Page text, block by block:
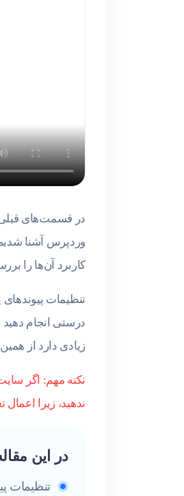
در قسمت‌های
وردپرس آشنا
کاربرد آن‌ها را
تنظیمات
درستی انجام
زیادی دارد از
نکته مهم: اگر
ندهید، زیرا
در این
تنظیمات